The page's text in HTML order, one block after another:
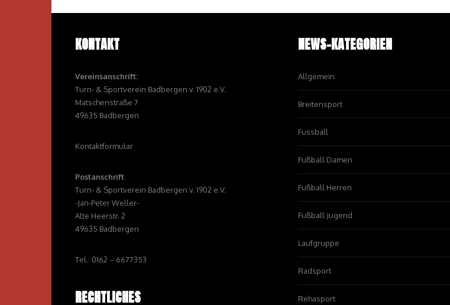
KONTAKT
Vereinsanschrift:
Turn- & Sportverein Badbergen v. 1902 e.V.
Matschenstraße 7
49635 Badbergen
Kontaktformular
Postanschrift
Turn- & Sportverein Badbergen v. 1902 e.V.
-Jan-Peter Weller-
Alte Heerstr. 2
49635 Badbergen
Tel.: 0162 – 6677353
RECHTLICHES
NEWS-KATEGORIEN
Allgemein
Breitensport
Fussball
Fußball Damen
Fußball Herren
Fußball Jugend
Laufgruppe
Radsport
Rehasport